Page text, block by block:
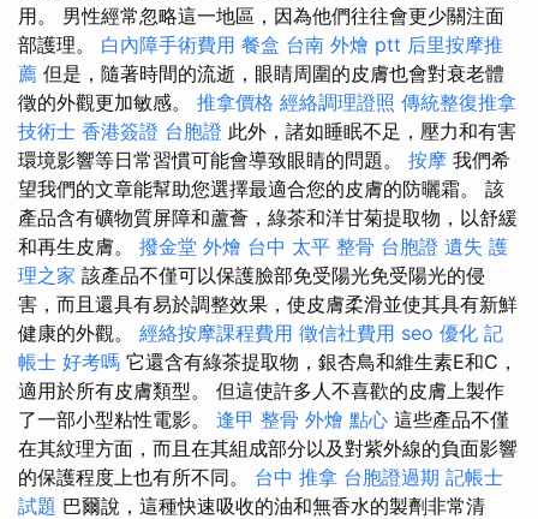
用。 男性經常忽略這一地區，因為他們往往會更少關注面
部護理。 白內障手術費用 餐盒 台南 外燴 ptt 后里按摩推
薦 但是，隨著時間的流逝，眼睛周圍的皮膚也會對衰老體
徵的外觀更加敏感。 推拿價格 經絡調理證照 傳統整復推拿
技術士 香港簽證 台胞證 此外，諸如睡眠不足，壓力和有害
環境影響等日常習慣可能會導致眼睛的問題。 按摩 我們希
望我們的文章能幫助您選擇最適合您的皮膚的防曬霜。 該
產品含有礦物質屏障和蘆薈，綠茶和洋甘菊提取物，以舒緩
和再生皮膚。 撥金堂 外燴 台中 太平 整骨 台胞證 遺失 護
理之家 該產品不僅可以保護臉部免受陽光免受陽光的侵
害，而且還具有易於調整效果，使皮膚柔滑並使其具有新鮮
健康的外觀。 經絡按摩課程費用 徵信社費用 seo 優化 記
帳士 好考嗎 它還含有綠茶提取物，銀杏鳥和維生素E和C，
適用於所有皮膚類型。 但這使許多人不喜歡的皮膚上製作
了一部小型粘性電影。 逢甲 整骨 外燴 點心 這些產品不僅
在其紋理方面，而且在其組成部分以及對紫外線的負面影響
的保護程度上也有所不同。 台中 推拿 台胞證過期 記帳士
試題 巴爾說，這種快速吸收的油和無香水的製劑非常清